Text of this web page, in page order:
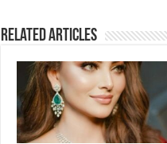
o
o
k
r
A
p
p
Related Articles